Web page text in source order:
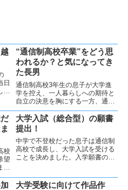
日
“通信制高校卒業”をどう思
われるか？と気になってき
た長男
通信制高校3年生の息子が大学進
学を控え、一人暮らしへの期待と
自立の決意を胸にする一方、通信
制高校に対する世間の偏見を気に
している様子。親としては「価値
観は人それぞれ」と伝え、大学生
活で素敵な仲間と出会えることを
願っています
校
望
し
も
か
大学入試（総合型）の願書
提出！
中学で不登校だった息子は通信制
高校で成長し、大学入試を受ける
ことを決めました。入学願書の志
ました。いよいよ大学入試です！
大学受験に向けて作品作